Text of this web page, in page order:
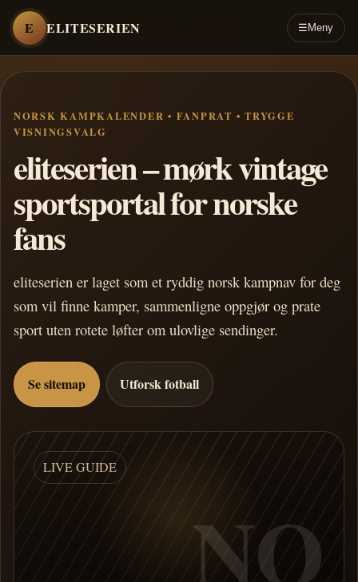
E ELITESERIEN ☰ Meny
NORSK KAMPKALENDER • FANPRAT • TRYGGE
VISNINGSVALG
eliteserien – mørk vintage
sportsportal for norske
fans
eliteserien er laget som et ryddig norsk kampnav for deg
som vil finne kamper, sammenligne oppgjør og prate
sport uten rotete løfter om ulovlige sendinger.
Se sitemap Utforsk fotball
LIVE GUIDE
NO